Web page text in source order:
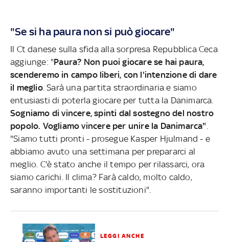
"Se si ha paura non si può giocare"
Il Ct danese sulla sfida alla sorpresa Repubblica Ceca
aggiunge: "Paura? Non puoi giocare se hai paura,
scenderemo in campo liberi, con l'intenzione di dare
il meglio. Sarà una partita straordinaria e siamo
entusiasti di poterla giocare per tutta la Danimarca.
Sogniamo di vincere, spinti dal sostegno del nostro
popolo. Vogliamo vincere per unire la Danimarca"
"Siamo tutti pronti - prosegue Kasper Hjulmand - e
abbiamo avuto una settimana per prepararci al
meglio. C'è stato anche il tempo per rilassarci, ora
siamo carichi. Il clima? Farà caldo, molto caldo,
saranno importanti le sostituzioni".
LEGGI ANCHE